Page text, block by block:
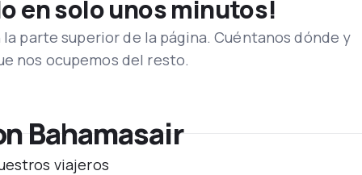
en solo unos minutos!
parte superior de la página. Cuéntanos dónde y
nos ocupemos del resto.
Bahamasair
viajeros